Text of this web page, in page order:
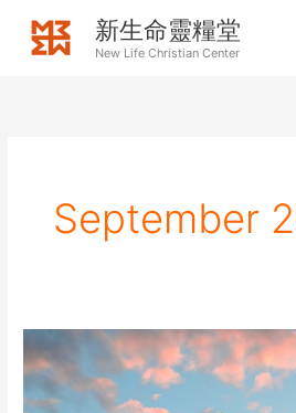
新生命靈糧堂
New Life Christian Center
September
不
離